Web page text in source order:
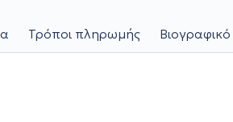
Τρόποι πληρωμής